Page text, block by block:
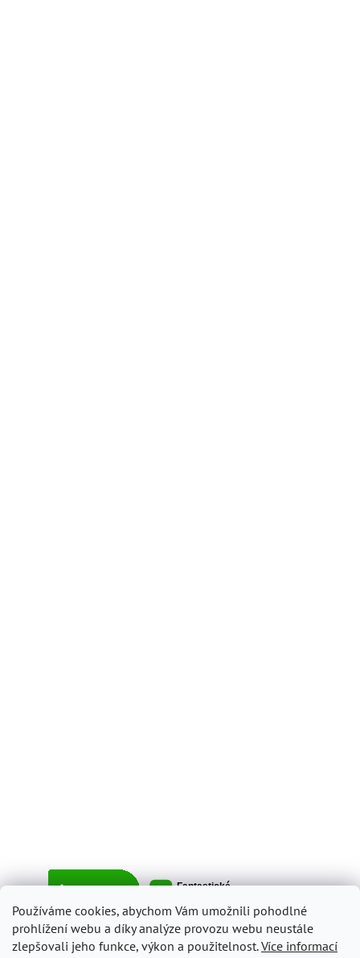
Používáme cookies, abychom Vám umožnili pohodlné
prohlížení webu a díky analýze provozu webu neustále
zlepšovali jeho funkce, výkon a použitelnost.Více informací